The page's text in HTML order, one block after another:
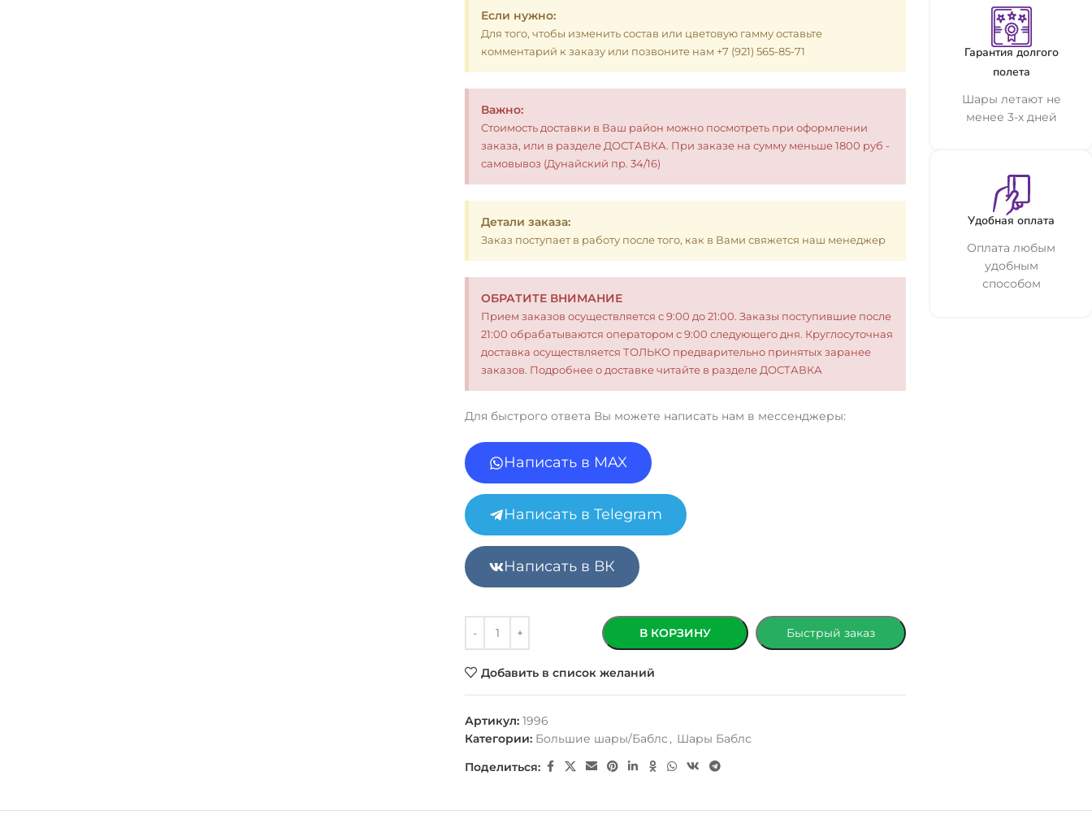
Если нужно:
Для того, чтобы изменить состав или цветовую гамму оставьте
комментарий к заказу или позвоните нам +7 (921) 565-85-71
Важно:
Стоимость доставки в Ваш район можно посмотреть при оформлении
заказа, или в разделе ДОСТАВКА. При заказе на сумму меньше 1800 руб -
самовывоз (Дунайский пр. 34/16)
Детали заказа:
Заказ поступает в работу после того, как в Вами свяжется наш менеджер
ОБРАТИТЕ ВНИМАНИЕ
Прием заказов осуществляется с 9:00 до 21:00. Заказы поступившие после
21:00 обрабатываются оператором с 9:00 следующего дня. Круглосуточная
доставка осуществляется ТОЛЬКО предварительно принятых заранее
заказов. Подробнее о доставке читайте в разделе ДОСТАВКА
Для быстрого ответа Вы можете написать нам в мессенджеры:
Написать в MAX
Написать в Telegram
Написать в ВК
В КОРЗИНУ Быстрый заказ
Добавить в список желаний
Артикул:1996
Категории: Большие шары/Баблс , Шары Баблс
Поделиться:
Гарантия долгого
полета
Шары летают не
менее 3-х дней
Удобная оплата
Оплата любым
удобным
способом